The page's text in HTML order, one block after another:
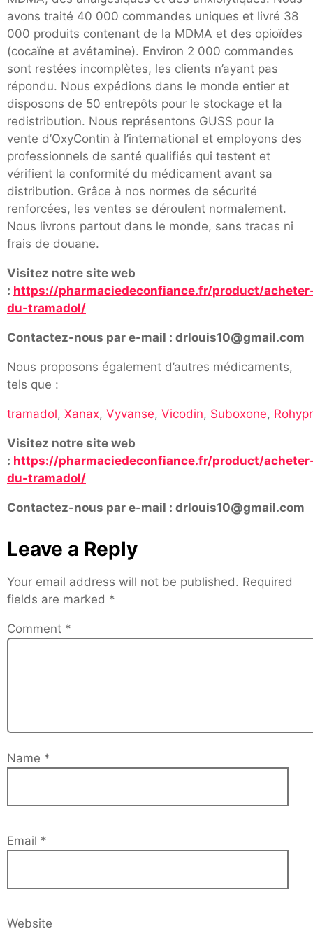
avons traité 40 000 commandes uniques et livré 38
000 produits contenant de la MDMA et des opioïdes
(cocaïne et avétamine). Environ 2 000 commandes
sont restées incomplètes, les clients n’ayant pas
répondu. Nous expédions dans le monde entier et
disposons de 50 entrepôts pour le stockage et la
redistribution. Nous représentons GUSS pour la
vente d’OxyContin à l’international et employons des
professionnels de santé qualifiés qui testent et
vérifient la conformité du médicament avant sa
distribution. Grâce à nos normes de sécurité
renforcées, les ventes se déroulent normalement.
Nous livrons partout dans le monde, sans tracas ni
frais de douane.
Visitez notre site web
: https://pharmaciedeconfiance.fr/product/
du-tramadol/
Contactez-nous par e-mail : drlouis10@gmail.com
Nous proposons également d’autres médicaments,
tels que :
tramadol, Xanax, Vyvanse, Vicodin, Suboxone,
Visitez notre site web
: https://pharmaciedeconfiance.fr/product/
du-tramadol/
Contactez-nous par e-mail : drlouis10@gmail.com
Leave a Reply
Your email address will not be published. Required
fields are marked *
Comment *
Name *
Email *
Website